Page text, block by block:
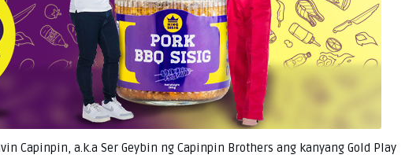
Capinpin, a.k.a Ser Geybin ng Capinpin Brothers ang kanyang Gold Play